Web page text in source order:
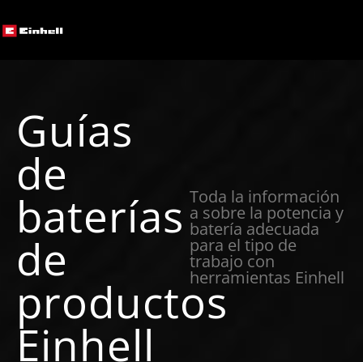
Guías
de
baterías
de
productos
Einhell
Toda la información
a sobre la potencia y
batería adecuada
para el tipo de
trabajo con
herramientas Einhell